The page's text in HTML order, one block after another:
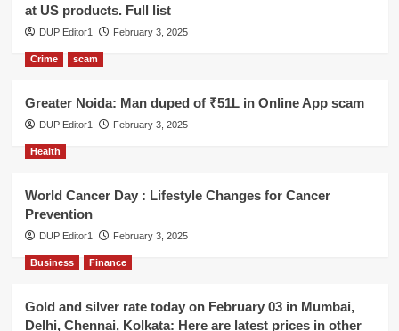
at US products. Full list
DUP Editor1 February 3, 2025
Crime scam
Greater Noida: Man duped of ₹51L in Online App scam
DUP Editor1 February 3, 2025
Health
World Cancer Day : Lifestyle Changes for Cancer
Prevention
DUP Editor1 February 3, 2025
Business Finance
Gold and silver rate today on February 03 in Mumbai,
Delhi, Chennai, Kolkata: Here are latest prices in other